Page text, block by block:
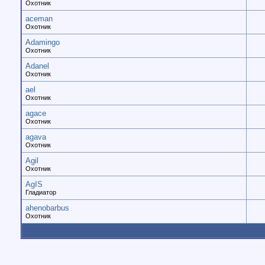
Охотник
aceman
Охотник
Adamingo
Охотник
Adanel
Охотник
ael
Охотник
agace
Охотник
agava
Охотник
Agil
Охотник
AgIS
Гладиатор
ahenobarbus
Охотник